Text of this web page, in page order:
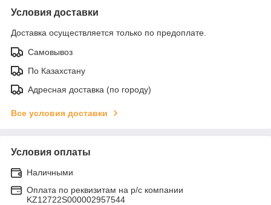
Условия доставки
Доставка осуществляется только по предоплате.
Самовывоз
По Казахстану
Адресная доставка (по городу)
Все условия доставки
Условия оплаты
Наличными
Оплата по реквизитам на р/с компании
KZ12722S000002957544